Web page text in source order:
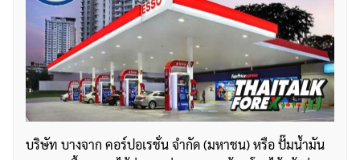
บริษัท บางจาก คอร์ปอเรชั่น จำกัด (มหาชน) หรือ ปั๊มน้ำมัน